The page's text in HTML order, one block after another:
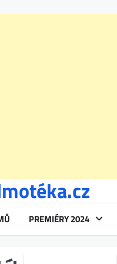
PREMIÉRY 2024